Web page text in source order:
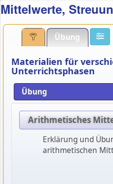
Mittelwerte,
Übung
Materialien für
Unterrichtsphasen
Übung
Arithmetisches
Erklärung und
arithmetischen